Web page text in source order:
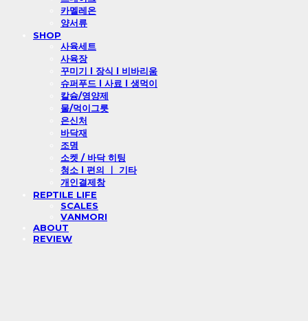
카멜레온
양서류
SHOP
사육세트
사육장
꾸미기 l 장식 l 비바리움
슈퍼푸드 l 사료 l 생먹이
칼슘/영양제
물/먹이그릇
은신처
바닥재
조명
소켓 / 바닥 히팅
청소 l 편의 ㅣ 기타
개인결제창
REPTILE LIFE
SCALES
VANMORI
ABOUT
REVIEW